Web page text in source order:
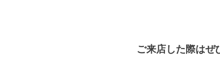
ご来店した際はぜ